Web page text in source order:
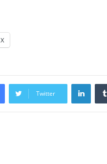
X
Twitter